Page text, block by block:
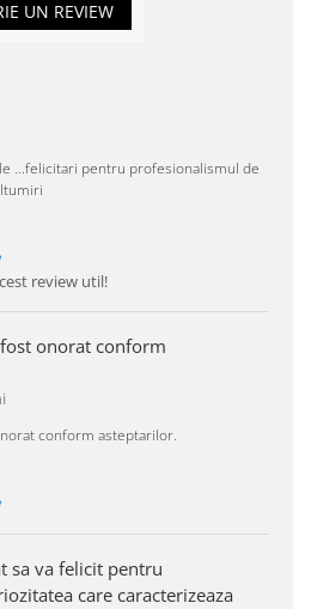
UN REVIEW
...felicitari pentru profesionalismul de
review util!
onorat conform
conform asteptarilor.
sa va felicit pentru
care caracterizeaza